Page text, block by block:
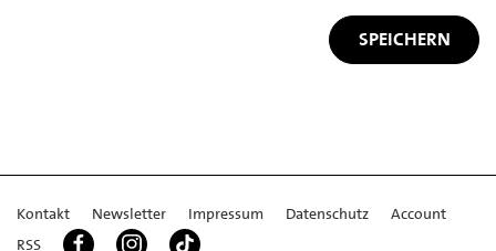
Kontakt Newsletter Impressum Datenschutz
Account
RSS